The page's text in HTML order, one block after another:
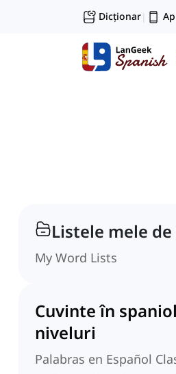
Dicționar|
Listele mele
My Word Lists
Cuvinte în
niveluri
Palabras en Español